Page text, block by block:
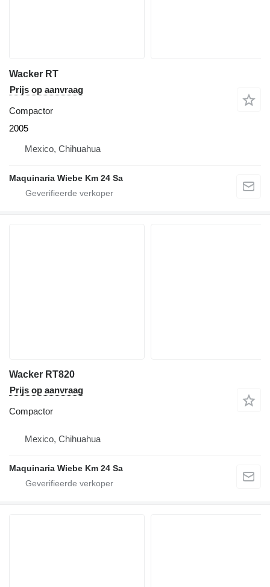
Wacker RT
Prijs op aanvraag
Compactor
2005
Mexico, Chihuahua
Maquinaria Wiebe Km 24 Sa
Wacker RT820
Prijs op aanvraag
Compactor
Mexico, Chihuahua
Maquinaria Wiebe Km 24 Sa